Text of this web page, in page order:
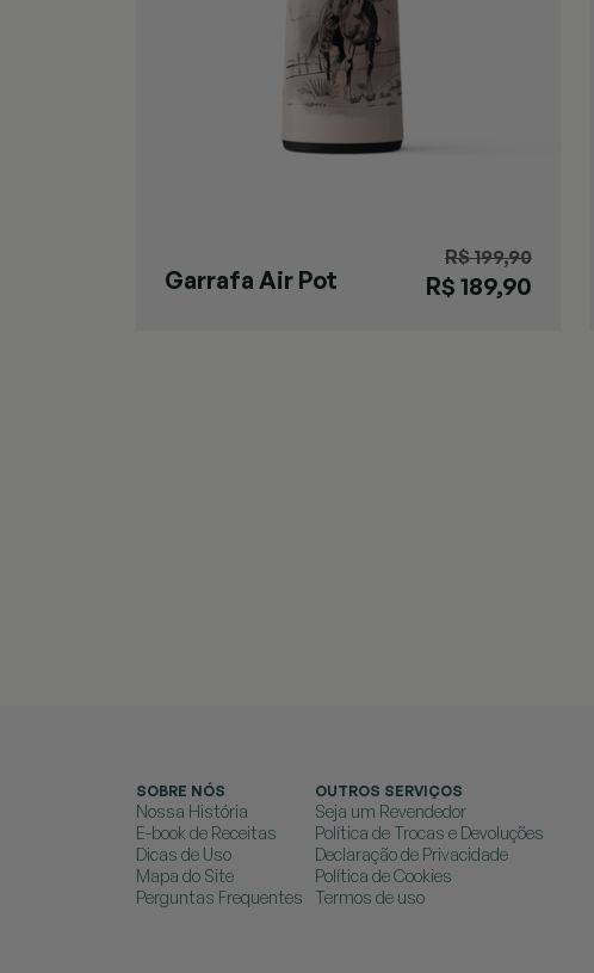
Garrafa Air Pot
R$ 199,90
R$ 189,90
SOBRE NÓS
Nossa História
E-book de Receitas
Dicas de Uso
Mapa do Site
Perguntas Frequentes
OUTROS SERVIÇOS
Seja um Revendedor
Política de Trocas e Devoluções
Declaração de Privacidade
Política de Cookies
Termos de uso